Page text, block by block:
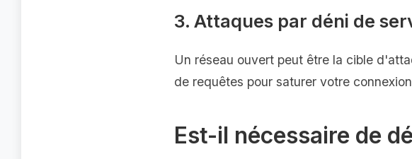
3. Attaques par déni de
Un réseau ouvert peut être la cible
de requêtes pour saturer votre
Est-il nécessaire de